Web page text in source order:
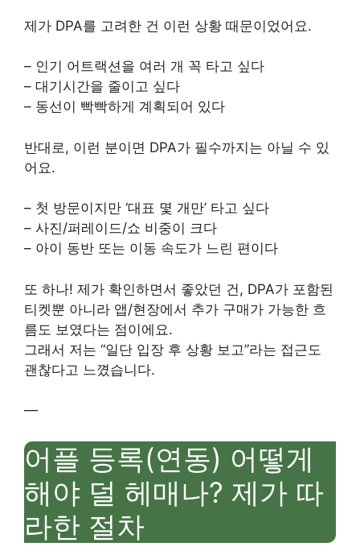
제가 DPA를 고려한 건 이런 상황 때문이었어요.
– 인기 어트랙션을 여러 개 꼭 타고 싶다
– 대기시간을 줄이고 싶다
– 동선이 빡빡하게 계획되어 있다
반대로, 이런 분이면 DPA가 필수까지는 아닐 수 있
어요.
– 첫 방문이지만 ‘대표 몇 개만’ 타고 싶다
– 사진/퍼레이드/쇼 비중이 크다
– 아이 동반 또는 이동 속도가 느린 편이다
또 하나! 제가 확인하면서 좋았던 건, DPA가 포함된
티켓뿐 아니라 앱/현장에서 추가 구매가 가능한 흐
름도 보였다는 점이에요.
그래서 저는 “일단 입장 후 상황 보고”라는 접근도
괜찮다고 느꼈습니다.
—
어플 등록(연동) 어떻게
해야 덜 헤매나? 제가 따
라한 절차